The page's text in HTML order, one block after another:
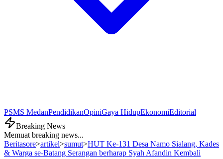
PSMS MedanPendidikanOpiniGaya HidupEkonomiEditorial
Breaking News
Memuat breaking news...
Beritasore>artikel>sumut>HUT Ke-131 Desa Namo Sialang, Kades
& Warga se-Batang Serangan berharap Syah Afandin Kembali